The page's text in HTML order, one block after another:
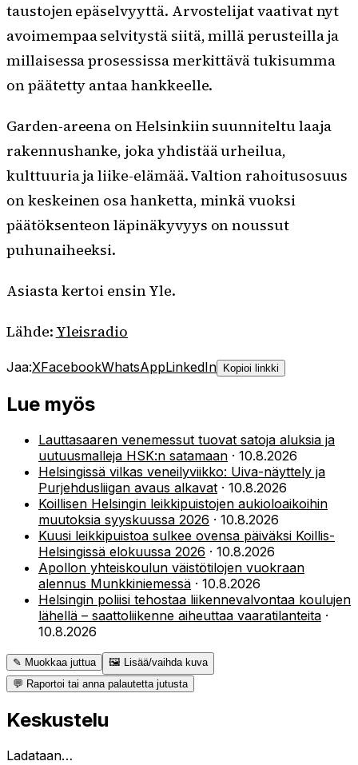
taustojen epäselvyyttä. Arvostelijat vaativat nyt
avoimempaa selvitystä siitä, millä perusteilla ja
millaisessa prosessissa merkittävä tukisumma
on päätetty antaa hankkeelle.
Garden-areena on Helsinkiin suunniteltu laaja
rakennushanke, joka yhdistää urheilua,
kulttuuria ja liike-elämää. Valtion rahoitusosuus
on keskeinen osa hanketta, minkä vuoksi
päätöksenteon läpinäkyvyys on noussut
puhunaiheeksi.
Asiasta kertoi ensin Yle.
Lähde: Yleisradio
Jaa:XFacebookWhatsAppLinkedIn Kopioi linkki
Lue myös
Lauttasaaren venemessut tuovat satoja aluksia ja
uutuusmalleja HSK:n satamaan · 10.8.2026
Helsingissä vilkas veneilyviikko: Uiva-näyttely ja
Purjehdusliigan avaus alkavat · 10.8.2026
Koillisen Helsingin leikkipuistojen aukioloaikoihin
muutoksia syyskuussa 2026 · 10.8.2026
Kuusi leikkipuistoa sulkee ovensa päiväksi Koillis-
Helsingissä elokuussa 2026 · 10.8.2026
Apollon yhteiskoulun väistötilojen vuokraan
alennus Munkkiniemessä · 10.8.2026
Helsingin poliisi tehostaa liikennevalvontaa koulujen
lähellä – saattoliikenne aiheuttaa vaaratilanteita ·
10.8.2026
✎ Muokkaa juttua
🖼 Lisää/vaihda kuva
💬 Raportoi tai anna palautetta jutusta
Keskustelu
Ladataan…